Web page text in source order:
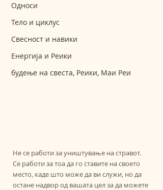
Односи
Тело и циклус
Свесност и навики
Енергија и Реики
будење на свеста, Реики, Маи Реи
Не се работи за уништување на стравот.
Се работи за тоа да го ставите на своето
место, каде што може да ви служи, но да
остане надвор од вашата цел за да можете